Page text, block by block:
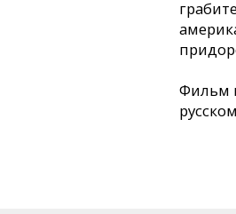
Фильм